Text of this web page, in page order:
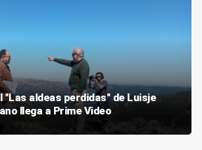
"Las aldeas perdidas" de Luisje
llega a Prime Video